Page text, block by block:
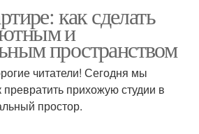
как сделать
и
пространством
читатели! Сегодня мы
прихожую студии в
простор.